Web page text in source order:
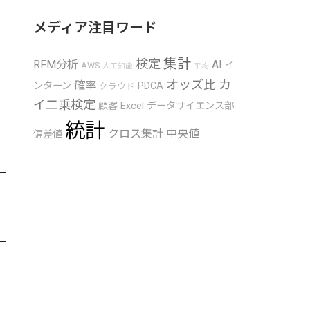
メディア注目ワード
RFM分析 AWS 人工知能 検定 集計 平均 AI イ
ンターン 確率 クラウド PDCA オッズ比 カ
イ二乗検定 顧客 Excel データサイエンス部
偏差値 統計 クロス集計 中央値